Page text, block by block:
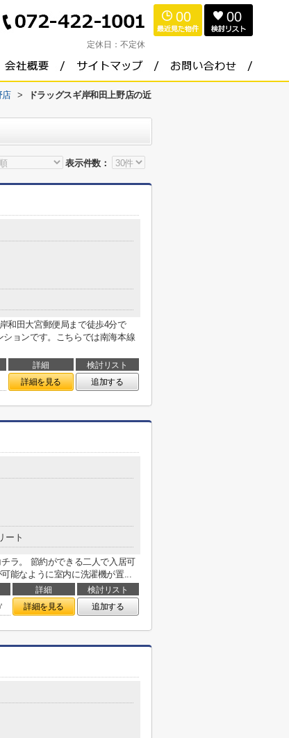
定休日： 不定休
00 00
店 >
ドラッグスギ岸和田上野店の近
表示件数：
和田大宮郵便局まで徒歩4分で
ョンです。こちらでは南海本線
詳細
検討リスト
詳細を見る 追加する
ート
ラ。 節約ができる二人で入居可
能なように室内に洗濯機が置...
詳細
検討リスト
詳細を見る 追加する